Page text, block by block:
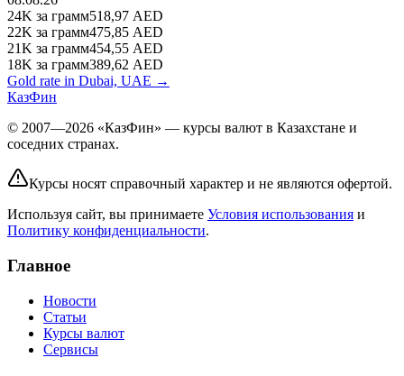
24K за грамм518,97 AED
22K за грамм475,85 AED
21K за грамм454,55 AED
18K за грамм389,62 AED
Gold rate in Dubai, UAE →
КазФин
© 2007—2026 «КазФин» — курсы валют в Казахстане и
соседних странах.
Курсы носят справочный характер и не являются офертой.
Используя сайт, вы принимаете Условия использования и
Политику конфиденциальности.
Главное
Новости
Статьи
Курсы валют
Сервисы